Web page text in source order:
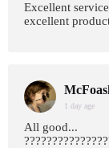
Excellent
excellent
1 day age
All good...